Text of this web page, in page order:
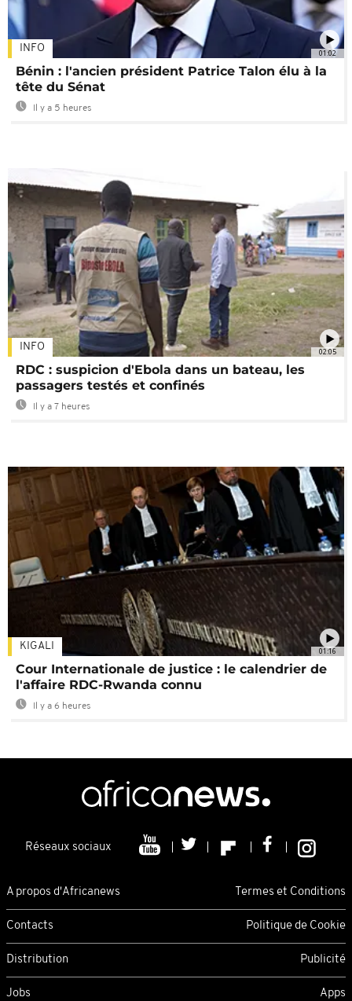
01:02
INFO
Bénin : l'ancien président Patrice Talon élu à la
tête du Sénat
Il y a 5 heures
02:05
INFO
RDC : suspicion d'Ebola dans un bateau, les
passagers testés et confinés
Il y a 7 heures
01:16
KIGALI
Cour Internationale de justice : le calendrier de
l'affaire RDC-Rwanda connu
Il y a 6 heures
Réseaux sociaux
A propos d'Africanews Termes et Conditions
Contacts Politique de Cookie
Distribution Publicité
Jobs Apps